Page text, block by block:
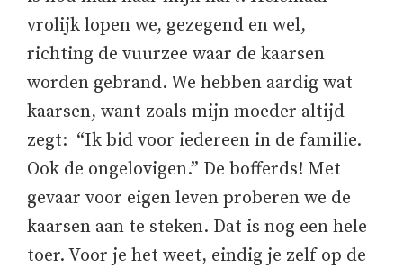
vrolijk lopen we, gezegend en wel,
richting de vuurzee waar de kaarsen
worden gebrand. We hebben aardig wat
kaarsen, want zoals mijn moeder altijd
zegt: “Ik bid voor iedereen in de familie.
Ook de ongelovigen.” De bofferds! Met
gevaar voor eigen leven proberen we de
kaarsen aan te steken. Dat is nog een hele
toer. Voor je het weet, eindig je zelf op de